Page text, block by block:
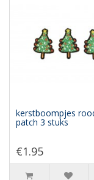
kerstboompjes
patch 3 stuks
€1.95